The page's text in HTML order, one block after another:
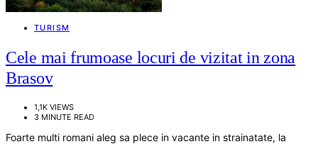
TURISM
Cele mai frumoase locuri de vizitat in zona
Brasov
1,1K VIEWS
3 MINUTE READ
Foarte multi romani aleg sa plece in vacante in strainatate, la